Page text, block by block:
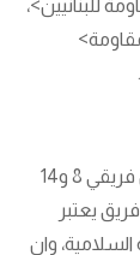
للبنانيين>،
وترى مصادر سياسية أن <التعادل> الذي تحقق بين فريقي 8 و14
يعتبر
وان